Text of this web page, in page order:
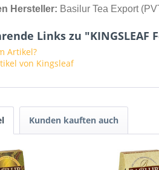
Hersteller: Basilur Tea Export
Links zu "KINGSLEAF
Artikel?
von Kingsleaf
Kunden kauften auch